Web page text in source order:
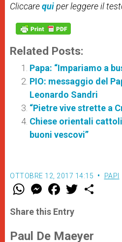
Cliccarequiper leggere il
Related Posts:
Papa: “Impariamo a
PIO: messaggio del
Leonardo Sandri
“Pietre vive strette a
Chiese orientali
buoni vescovi”
OTTOBRE 12, 2017 14:15 PAPI
W
t
s
p
M
e
s
e
g
F
a
e
b
o
w
r
Share this Entry
Paul De Maeyer